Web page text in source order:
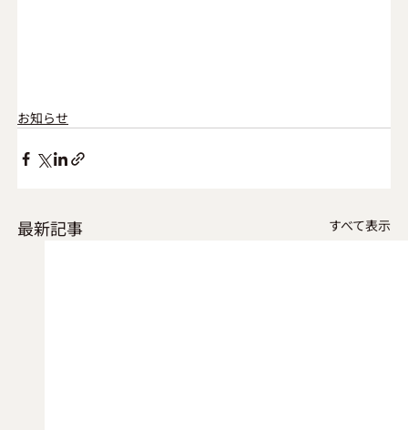
お知らせ
最新記事 すべて表示